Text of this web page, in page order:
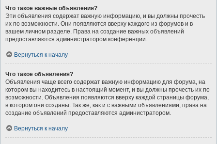
Что такое важные объявления?
Эти объявления содержат важную информацию, и вы должны прочесть
их по возможности. Они появляются вверху каждого из форумов и в
вашем личном разделе. Права на создание важных объявлений
предоставляются администратором конференции.
Вернуться к началу
Что такое объявления?
Объявления чаще всего содержат важную информацию для форума, на
котором вы находитесь в настоящий момент, и вы должны прочесть их по
возможности. Объявления появляются вверху каждой страницы форума,
в котором они созданы. Так же, как и с важными объявлениями, права на
создание объявлений предоставляются администратором.
Вернуться к началу